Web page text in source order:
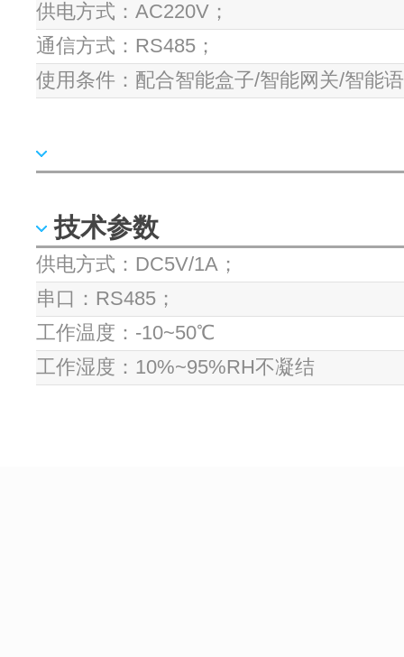
供电方式：AC220V；
通信方式：RS485；
使用条件：配合智能盒子/智能网关/智能
技术参数
供电方式：DC5V/1A；
串口：RS485；
工作温度：-10~50℃
工作湿度：10%~95%RH不凝结